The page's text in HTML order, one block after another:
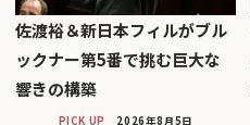
佐渡裕＆新日本フィルがブル
ックナー第5番で挑む巨大な
響きの構築
PICK UP 2026年8月5日